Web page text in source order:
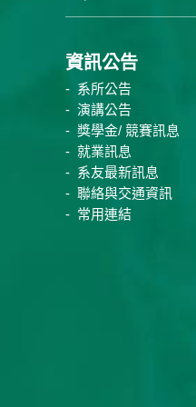
資訊公告
系所公告
演講公告
獎學金/ 競賽訊息
就業訊息
系友最新訊息
聯絡與交通資訊
常用連結